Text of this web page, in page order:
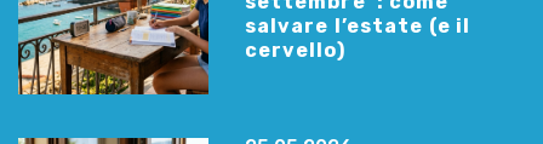
salvare l’estate (e il
cervello)